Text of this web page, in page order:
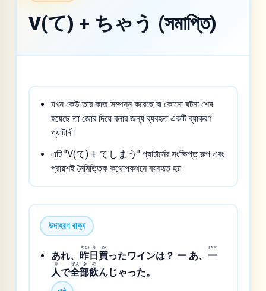
V(て) + ちゃう (সমাপ্তি)
যখন কেউ তার কাজ সম্পন্ন করেছে বা কোনো ঘটনা শেষ
হয়েছে তা জোর দিয়ে বলার জন্য ব্যবহৃত একটি ব্যাকরণ
প্যাটার্ন।
এটি "V(て) + てしまう" প্যাটার্নের সংক্ষিপ্ত রুপ এবং
প্রায়শই নৈমিত্তিক কথোপকথনে ব্যবহৃত হয়।
উদাহরণ বাক্য
あれ、 昨
きの
日
う
買
か
ったワインは？ ー あ、一
ひと
人
り
で全
ぜん
部
ぶ
飲
の
んじゃった。